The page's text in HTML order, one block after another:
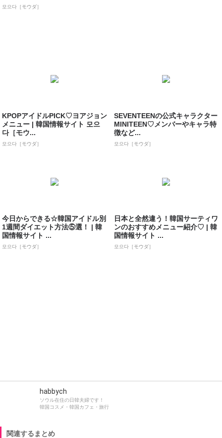
모으다［モウダ］
KPOPアイドルPICK♡ヨアジョン
メニュー | 韓国情報サイト 모으
다［モウ...
모으다［モウダ］
SEVENTEENの公式キャラクター
MINITEEN♡メンバーやキャラ特
徴など...
모으다［モウダ］
今日からできる☆韓国アイドル別
1週間ダイエット方法⑤選！ | 韓
国情報サイト ...
모으다［モウダ］
日本と全然違う！韓国サーティワ
ンのおすすめメニュー紹介♡ | 韓
国情報サイト ...
모으다［モウダ］
habbych
ソウル在住の日韓夫婦です！
韓国コスメ・韓国カフェ・旅行
関連するまとめ